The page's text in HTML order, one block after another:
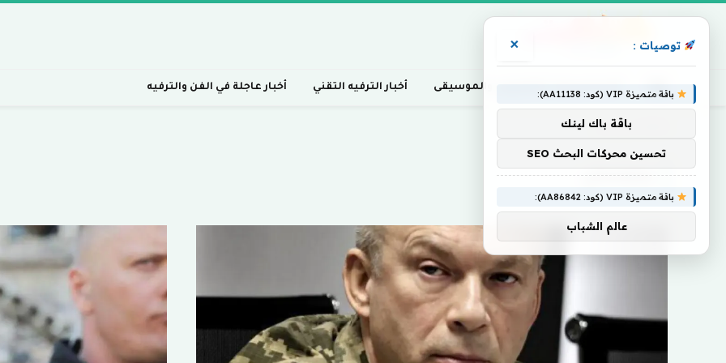
أخبار السينما، التلفزيون، والموسيقى أخبار الترفيه التقني أخبار عاجلة في الفن والترفيه
زيلينسكي
زيلينسكي
توصيات : ×
باقة متميزة VIP (كود: AA11138):
باقة باك لينك
تحسين محركات البحث SEO
باقة متميزة VIP (كود: AA86842):
عالم الشباب